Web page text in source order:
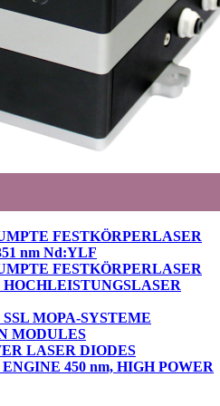
FESTKÖRPERLASER
nm Nd:YLF
FESTKÖRPERLASER
MOPA-SYSTEME
MODULES
LASER DIODES
450 nm, HIGH POWER